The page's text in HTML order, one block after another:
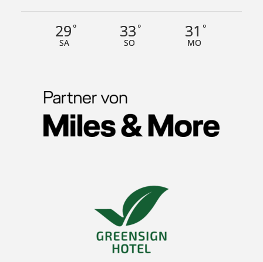
29 °
SA
33 °
SO
31 °
MO